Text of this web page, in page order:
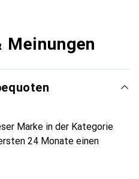
Meinungen
Marke in der Kategorie
24 Monate einen